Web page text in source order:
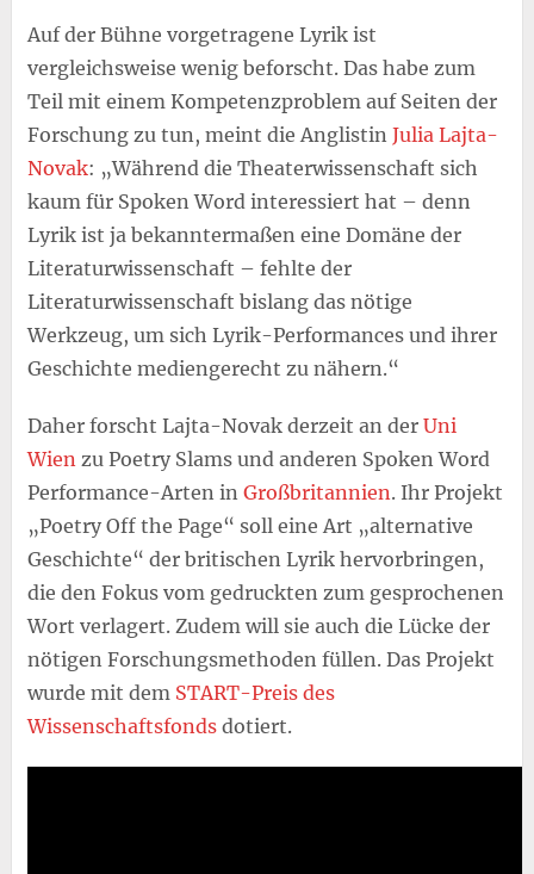
Auf der Bühne vorgetragene Lyrik ist
vergleichsweise wenig beforscht. Das habe zum
Teil mit einem Kompetenzproblem auf Seiten der
Forschung zu tun, meint die Anglistin Julia Lajta-
Novak: „Während die Theaterwissenschaft sich
kaum für Spoken Word interessiert hat – denn
Lyrik ist ja bekanntermaßen eine Domäne der
Literaturwissenschaft – fehlte der
Literaturwissenschaft bislang das nötige
Werkzeug, um sich Lyrik-Performances und ihrer
Geschichte mediengerecht zu nähern.“
Daher forscht Lajta-Novak derzeit an der Uni
Wien zu Poetry Slams und anderen Spoken Word
Performance-Arten in Großbritannien. Ihr Projekt
„Poetry Off the Page“ soll eine Art „alternative
Geschichte“ der britischen Lyrik hervorbringen,
die den Fokus vom gedruckten zum gesprochenen
Wort verlagert. Zudem will sie auch die Lücke der
nötigen Forschungsmethoden füllen. Das Projekt
wurde mit dem START-Preis des
Wissenschaftsfondsdotiert.